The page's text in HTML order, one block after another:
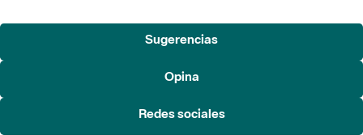
Sugerencias
Opina
Redes sociales